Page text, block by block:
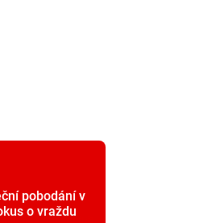
přiblížení, strážníky chtěl jako taxík
pobodání v
o vraždu